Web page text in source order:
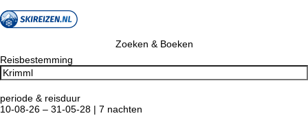
Zoeken & Boeken
Reisbestemming
periode & reisduur
10-08-26 – 31-05-28 | 7 nachten